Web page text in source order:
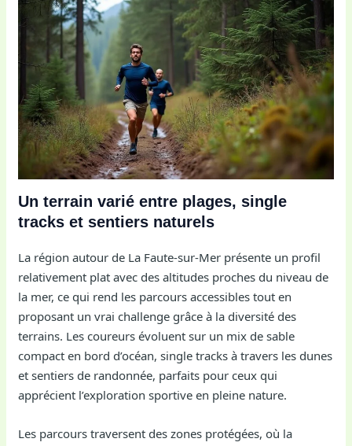
Un terrain varié entre plages, single
tracks et sentiers naturels
La région autour de La Faute-sur-Mer présente un profil
relativement plat avec des altitudes proches du niveau de
la mer, ce qui rend les parcours accessibles tout en
proposant un vrai challenge grâce à la diversité des
terrains. Les coureurs évoluent sur un mix de sable
compact en bord d’océan, single tracks à travers les dunes
et sentiers de randonnée, parfaits pour ceux qui
apprécient l’exploration sportive en pleine nature.
Les parcours traversent des zones protégées, où la